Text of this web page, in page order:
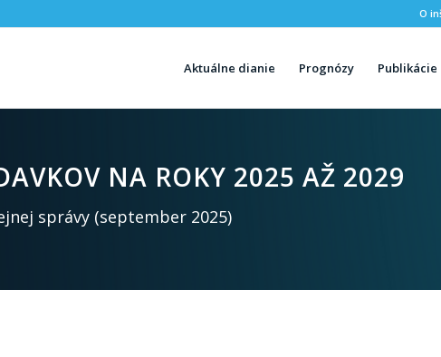
O
Aktuálne dianie Prognózy Publikácie
NA ROKY 2025 AŽ 2029
správy (september 2025)